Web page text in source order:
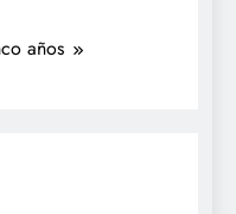
años